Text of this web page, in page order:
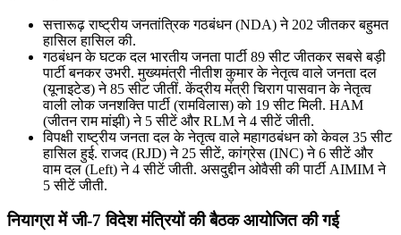
सत्तारूढ़ राष्ट्रीय जनतांत्रिक गठबंधन (NDA) ने 202 जीतकर बहुमत
हासिल हासिल की.
गठबंधन के घटक दल भारतीय जनता पार्टी 89 सीट जीतकर सबसे बड़ी
पार्टी बनकर उभरी. मुख्यमंत्री नीतीश कुमार के नेतृत्व वाले जनता दल
(यूनाइटेड) ने 85 सीट जीतीं. केंद्रीय मंत्री चिराग पासवान के नेतृत्व
वाली लोक जनशक्ति पार्टी (रामविलास) को 19 सीट मिली. HAM
(जीतन राम मांझी) ने 5 सीटें और RLM ने 4 सीटें जीती.
विपक्षी राष्ट्रीय जनता दल के नेतृत्व वाले महागठबंधन को केवल 35 सीट
हासिल हुई. राजद (RJD) ने 25 सीटें, कांग्रेस (INC) ने 6 सीटें और
वाम दल (Left) ने 4 सीटें जीती. असदुद्दीन ओवैसी की पार्टी AIMIM ने
5 सीटें जीती.
नियाग्रा में जी-7 विदेश मंत्रियों की बैठक आयोजित की गई